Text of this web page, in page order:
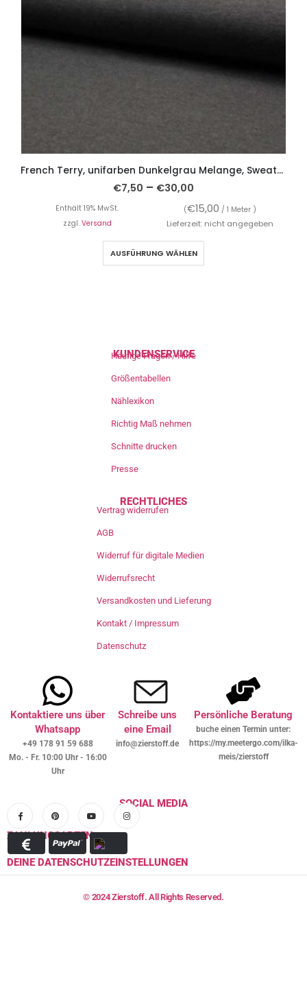
French Terry, unifarben Dunkelgrau Melange, Sweatshirtstoff brushed
€7,50 – €30,00
Enthält 19% MwSt. (€15,00 / 1 Meter )
zzgl. Versand Lieferzeit: nicht angegeben
AUSFÜHRUNG WÄHLEN
KUNDENSERVICE
Häufige Fragen / Hilfe
Größentabellen
Nählexikon
Richtig Maß nehmen
Schnitte drucken
Presse
RECHTLICHES
Vertrag widerrufen
AGB
Widerruf für digitale Medien
Widerrufsrecht
Versandkosten und Lieferung
Kontakt / Impressum
Datenschutz
Kontaktiere uns über
Whatsapp
+49 178 91 59 688
Mo. - Fr. 10:00 Uhr - 16:00
Uhr
Schreibe uns
eine Email
info@zierstoff.de
Persönliche Beratung
buche einen Termin unter:
https://my.meetergo.com/ilka-
meis/zierstoff
SOCIAL MEDIA
ZAHLUNGSARTEN
DEINE DATENSCHUTZEINSTELLUNGEN
© 2024 Zierstoff. All Rights Reserved.